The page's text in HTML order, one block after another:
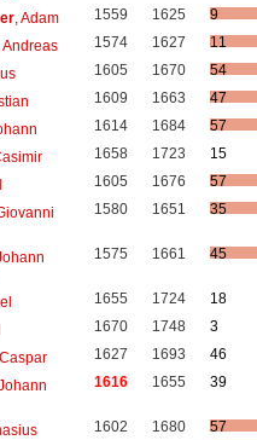
, Adam 1559 1625
9
Andreas 1574 1627
11
1605 1670
54
1609 1663
47
1614 1684
57
1658 1723
15
1605 1676
57
1580 1651 35
1575 1661 45
1655 1724
18
1670 1748
3
1627 1693
46
1616 1655 39
1602 1680
57